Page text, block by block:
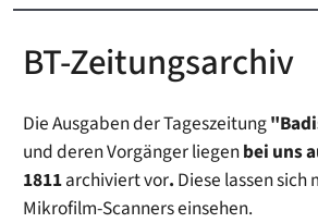
BT-Zeitungsarchiv
Die Ausgaben der Tageszeitung
und deren Vorgänger liegenbei uns
1811archiviert vor. Diese lassen sich
Mikrofilm-Scanners einsehen.